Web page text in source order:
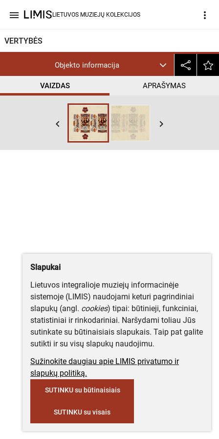
menu LIETUVOS MUZIEJŲ KOLEKCIJOS more_vert
VERTYBĖS
Objekto informacija
VAIZDAS APRAŠYMAS
keyboard_arrow_left keyboard_arrow_right
Slapukai
Lietuvos integralioje muziejų informacinėje
sistemoje (LIMIS) naudojami keturi pagrindiniai
slapukų (angl. cookies) tipai: būtinieji, funkciniai,
statistiniai ir rinkodariniai. Naršydami toliau Jūs
sutinkate su būtinaisiais slapukais. Taip pat galite
sutikti ir su visų slapukų naudojimu.
Sužinokite daugiau apie LIMIS privatumo ir
slapukų politiką.
SUTINKU su būtinaisiais
SUTINKU su visais